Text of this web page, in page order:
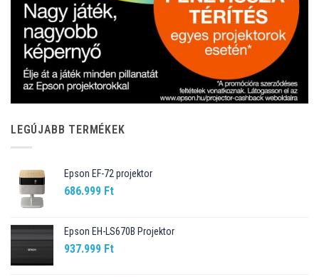
LEGÚJABB TERMÉKEK
Epson EF-72 projektor
686.999 Ft
Epson EH-LS670B Projektor
937.999 Ft